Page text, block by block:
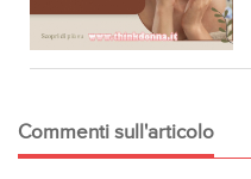
Commenti sull'articolo